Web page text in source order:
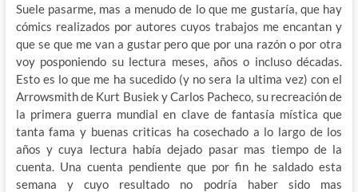
Suele pasarme, mas a menudo de lo que me gustaría, que hay
cómics realizados por autores cuyos trabajos me encantan y
que se que me van a gustar pero que por una razón o por otra
voy posponiendo su lectura meses, años o incluso décadas.
Esto es lo que me ha sucedido (y no sera la ultima vez) con el
Arrowsmith de Kurt Busiek y Carlos Pacheco, su recreación de
la primera guerra mundial en clave de fantasía mística que
tanta fama y buenas criticas ha cosechado a lo largo de los
años y cuya lectura había dejado pasar mas tiempo de la
cuenta. Una cuenta pendiente que por fin he saldado esta
semana y cuyo resultado no podría haber sido mas